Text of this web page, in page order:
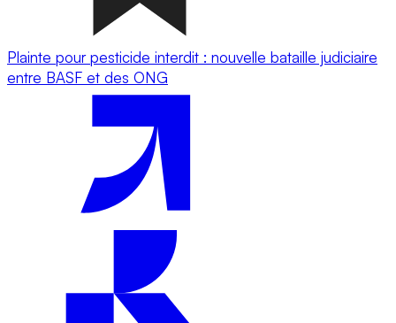
Plainte pour pesticide interdit : nouvelle bataille judiciaire
entre BASF et des ONG